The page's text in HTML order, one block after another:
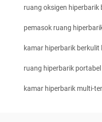
ruang oksigen hiperbarik
pemasok ruang
kamar hiperbarik berkulit
ruang hiperbarik portabel
kamar hiperbarik multi-